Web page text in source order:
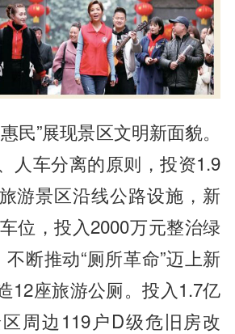
”展现景区文明新面貌。
人车分离的原则，投资1.9
游景区沿线公路设施，新
位，投入2000万元整治绿
断推动“厕所革命”迈上新
12座旅游公厕。投入1.7亿
周边119户D级危旧房改